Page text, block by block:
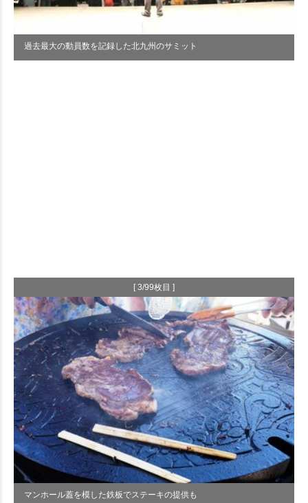
過去最大の動員数を記録した北九州のサミット
[ 3/99枚目 ]
マンホール蓋を模した鉄板でステーキの提供も